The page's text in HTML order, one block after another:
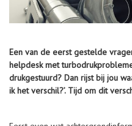
Een van de eerst gestelde
helpdesk met
drukgestuurd? Dan rijst bij jou
ik het verschil?’. Tijd om dit